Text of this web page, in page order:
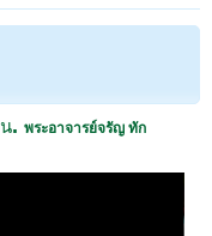
.พระอาจารย์จรัญ ทัก